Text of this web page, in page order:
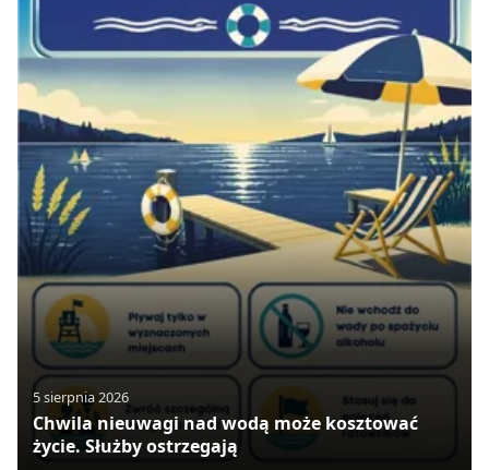
5 sierpnia 2026
Chwila nieuwagi nad wodą może kosztować
życie. Służby ostrzegają